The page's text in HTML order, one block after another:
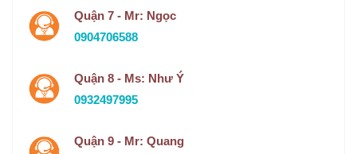
Quận 7 - Mr: Ngọc
0904706588
Quận 8 - Ms: Như Ý
0932497995
Quận 9 - Mr: Quang